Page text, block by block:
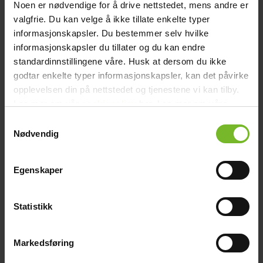
Noen er nødvendige for å drive nettstedet, mens andre er
valgfrie. Du kan velge å ikke tillate enkelte typer
informasjonskapsler. Du bestemmer selv hvilke
informasjonskapsler du tillater og du kan endre
standardinnstillingene våre. Husk at dersom du ikke
godtar enkelte typer informasjonskapsler, kan det påvirke
opplevelsen din på nettstedet og tjenestene vi kan tilby.
Nødvendig
Egenskaper
Statistikk
Markedsføring
Varumärke:Victron Energy
Victron art.nr:
SDTG2401003
Paketets dimensioner
Bredd (cm):33
Höjd (cm):46
Längd (cm):
Vikt (kg): 11,25
Recensioner
Liknande produkter
Victronkampanj